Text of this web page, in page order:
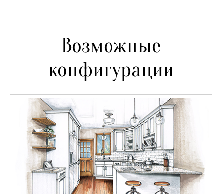
Возможные
конфигурации